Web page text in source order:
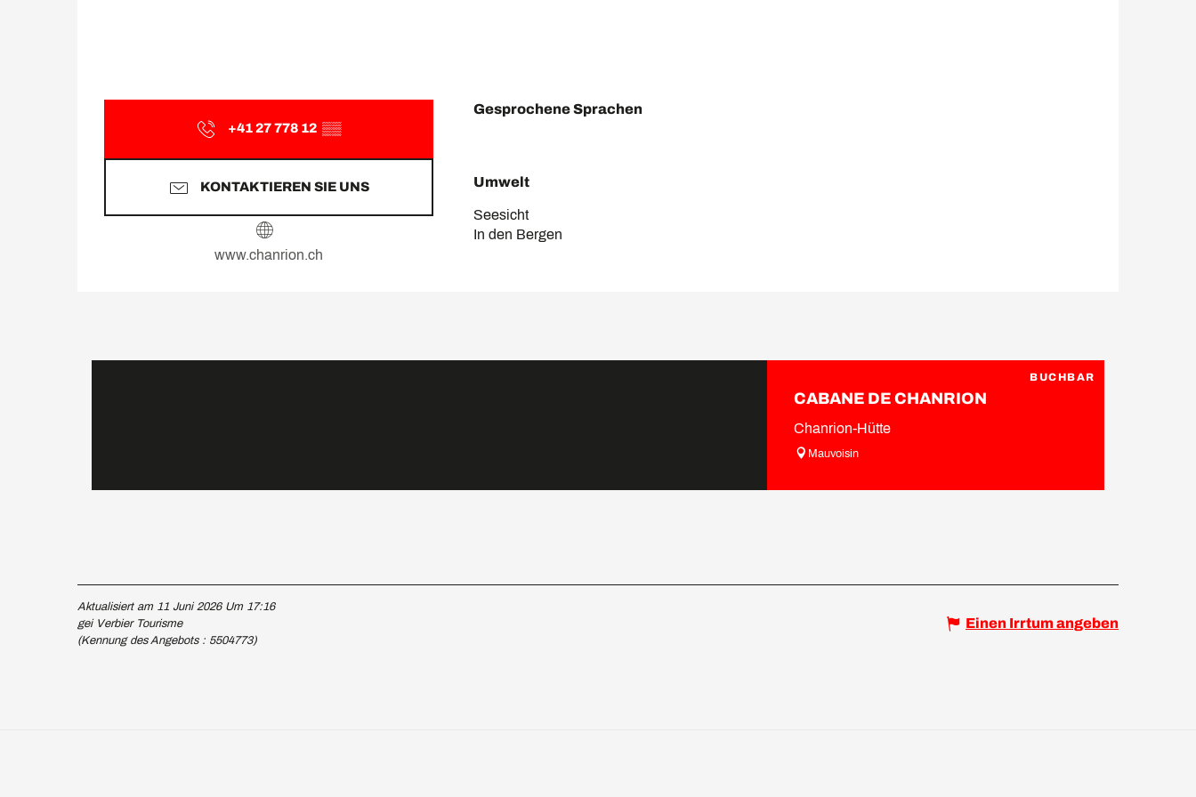
+41 27 778 12 ▒▒
KONTAKTIEREN SIE UNS
www.chanrion.ch
Gesprochene Sprachen
Gesprochene Sprachen
Umwelt
Umwelt
Seesicht
In den Bergen
CABANE DE CHANRION
Chanrion-Hütte
Mauvoisin
BUCHBAR
Aktualisiert am 11 Juni 2026 Um 17:16
gei Verbier Tourisme
(Kennung des Angebots : 5504773)
Einen Irrtum angeben